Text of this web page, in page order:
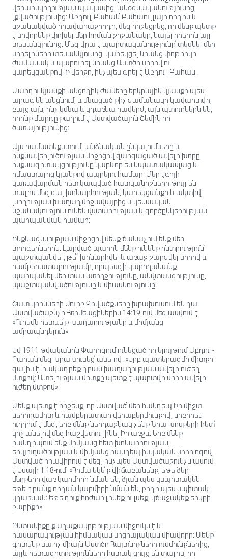
վերահսկողության պակասից, անօգնականությունից,
լքվածությունից։ Աբդուլ-Բահան՝ Բահաուլլայի որդին և
նշանակված իրավահաջորդը, մեզ հիշեցրեց, որ մենք պետք
է սովորենք փոխել մեր հղման շրջանակը, նայել իրերին այլ
տեսանկյունից։ Մեզ վրա է պարտականությունը՝ տեսնել մեր
սիրելիների տեսանկյունից, կարեկցել նրանց փոթորկի
ժամանակ և պարուրել նրանց Աստծո սիրով ու
կարեկցանքով։ Ի վերջո, ինչպես գրել է Աբդուլ-Բահան.
Մարդու կյանքի անցողիկ ժամերը երկրային կյանքի պես
արագ են անցնում, և մնացած քիչ ժամանակը կավարտվի,
բայց այն, ինչ կմնա և կդառնա հավերժ, այն պտուղներն են,
որոնք մարդը քաղում է Աստվածային Շեմին իր
ծառայությունից։
Այս համատեքստում, անձնական ընկալումները և
ինքնավերլուծության միջոցով զարգացած ավելի խորը
ինքնագիտակցությունը կարևոր են նպատակասլաց և
իմաստալից կյանքով ապրելու համար։ Մեր էգոյի
կառավարման հետ կապված հատկանիշները թույլ են
տալիս մեզ գալ խոնարհության, կարեկցանքի և ակտիվ
լսողության խաղաղ միջավայրից և կենսական
նշանակություն ունեն վստահության և գործընկերության
պահպանման համար։
Ինքնազննության միջոցով մենք ճանաչում ենք մեր
տրիգերներին։ Լարված պահին մենք ունենք ընտրություն՝
պաշտպանվել, թե՞ խոնարհվել և առաջ շարժվել սիրով և
համբերատարությամբ, որպեսզի կարողանանք
պահպանել մեր տան առողջությունը, անվտանգությունը,
պաշտպանվածությունը և միասնությունը։
Շատ կրոնների Սուրբ Գրվածքները խրախուսում են դա։
Աստվածաշնչի Հռոմեացիներին 14։19-ում մեզ ասվում է.
«Ուրեմն հետևե՛ք խաղաղությանը և միմյանց
ամրապնդելուն»։
Եվ 1911 թվականին Փարիզում ունեցած իր ելույթում Աբդուլ-
Բահան մեզ խրախուսեց՝ ասելով. «Երբ պատերազմի միտքը
գալիս է, հակադրեք դրան խաղաղության ավելի ուժեղ
մտքով։ Ատելության միտքը պետք է պարտվի սիրո ավելի
ուժեղ մտքով»։
Մենք պետք է հիշենք, որ Աստված՝ մեր հանդեպ Իր միշտ
ներողամիտ և համբերատար վերաբերմունքով, նրբորեն
ուղղում է մեզ, երբ մենք ներդաշնակ չենք Նրա խոսքերի հետ՝
կոչ անելով մեզ հաշվետու լինել Իր առջև։ Երբ մենք
հանդիպում ենք միմյանց հետ խոնարհության,
երկյուղածության և միմյանց հանդեպ իսկական սիրո ոգով,
Աստված հրավիրում է մեզ, ինչպես Աստվածաշունչն ասում
է Եսայի 1։18-ում. «Հիմա եկե՛ք վիճաբանենք, եթե ձեր
մեղքերը վառ կարմիրի նման են, ձյան պես կսպիտակեն.
եթե դրանք որդան կարմիրի նման են, բրդի պես սպիտակ
կդառնան։ Եթե դուք հոժար լինեք ու լսեք, կճաշակեք երկրի
բարիքը»։
Ընտանիքը քաղաքակրթության միջուկն է և
հասարակության հիմնական սոցիալական միավորը։ Մենք
գիտենք սա ոչ միայն Աստծո Հայտնիչների ուսմունքներից,
այլև հետազոտությունները հստակ ցույց են տալիս, որ